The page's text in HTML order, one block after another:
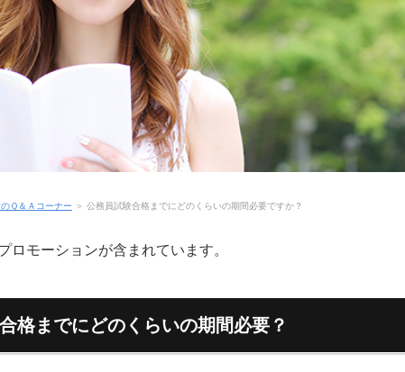
Ｑ＆Ａコーナー ＞ 公務員試験合格までにどのくらいの期間必要ですか？
ロモーションが含まれています。
格までにどのくらいの期間必要？